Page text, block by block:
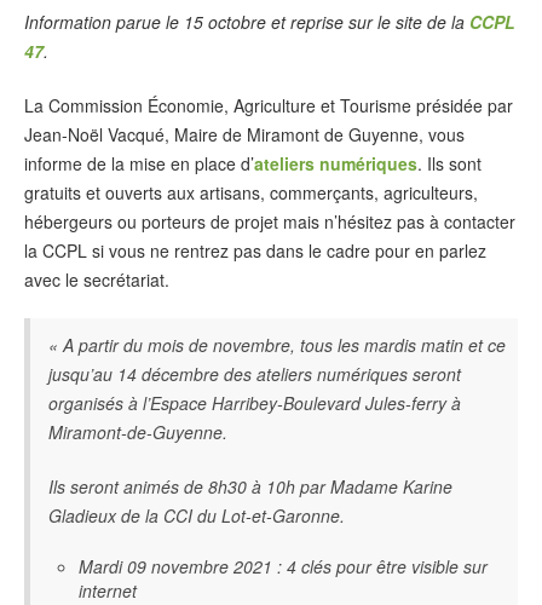
Information parue le 15 octobre et reprise sur le site de la CCPL
47.
La Commission Économie, Agriculture et Tourisme présidée par
Jean-Noël Vacqué, Maire de Miramont de Guyenne, vous
informe de la mise en place d’ateliers numériques. Ils sont
gratuits et ouverts aux artisans, commerçants, agriculteurs,
hébergeurs ou porteurs de projet mais n’hésitez pas à contacter
la CCPL si vous ne rentrez pas dans le cadre pour en parlez
avec le secrétariat.
« A partir du mois de novembre, tous les mardis matin et ce
jusqu’au 14 décembre des ateliers numériques seront
organisés à l’Espace Harribey-Boulevard Jules-ferry à
Miramont-de-Guyenne.
Ils seront animés de 8h30 à 10h par Madame Karine
Gladieux de la CCI du Lot-et-Garonne.
Mardi 09 novembre 2021 : 4 clés pour être visible sur
internet